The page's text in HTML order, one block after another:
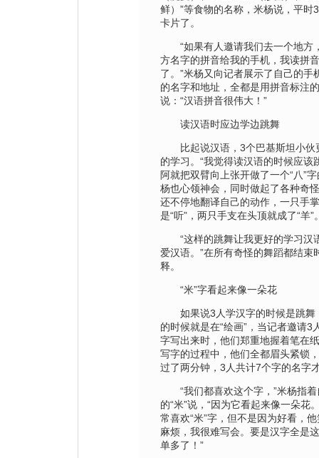
鲜）”等食物的名称，米杨说，平时
卡片了。
“如果有人邀请我们去一个地方
方名字的拼音给我的手机，我读拼
了。”米杨又向记者展示了自己的手
的名字和地址，全都是用拼音标注
说：“汉语拼音很伟大！”
读汉语时应边学边跳舞
比起说汉语，3个巴基斯坦小伙
的学习。“我觉得读汉语的时候应该
阿就把双臂向上张开做了一个“八”
杨也心领神会，同时做起了各种奇
还不停地翻译自己的动作，一只手
是“听”，两只手支在头顶就成了“羊”
“这样的跳舞让我更好的学习汉
爱汉语。”在所有奇怪的舞蹈都结束
释。
“米”字看起来像一朵花
如果说3人学汉字的时候是跳舞
的时候就是在“绘画”，当记者邀请3
字写出来时，他们郑重地握着笔在
写字的过程中，他们全都眉头紧锁
过了两分钟，3人共计7个字的名字
“我们都喜欢这个字，”米杨指着
的“米”说，“因为它看起来像一朵花
常喜欢“米”字，但不是因为好看，
麻烦，我很难写会。要是汉字全是
单多了！”